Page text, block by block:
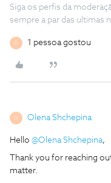
Siga os perfis da
sempre a par das ultimas
O 1 pessoa gostou
O Olena Shchepina
Hello @Olena Shchepina,
Thank you for reaching
matter.